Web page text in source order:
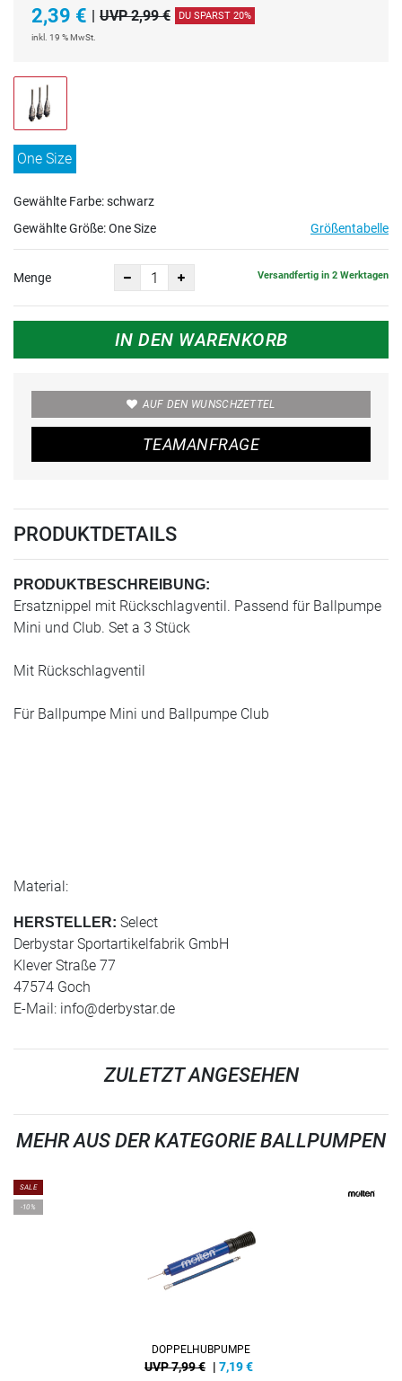
2,39 € | UVP 2,99 € DU SPARST 20%
inkl. 19 % MwSt.
One Size
Gewählte Farbe: schwarz
Gewählte Größe:One Size Größentabelle
Menge Versandfertig in 2 Werktagen
IN DEN WARENKORB
AUF DEN WUNSCHZETTEL
TEAMANFRAGE
PRODUKTDETAILS
PRODUKTBESCHREIBUNG:
Ersatznippel mit Rückschlagventil. Passend für Ballpumpe
Mini und Club. Set a 3 Stück
Mit Rückschlagventil
Für Ballpumpe Mini und Ballpumpe Club
Material:
HERSTELLER: Select
Derbystar Sportartikelfabrik GmbH
Klever Straße 77
47574 Goch
E-Mail: info@derbystar.de
ZULETZT ANGESEHEN
MEHR AUS DER KATEGORIE BALLPUMPEN
SALE
-10%
DOPPELHUBPUMPE
UVP 7,99 € | 7,19€